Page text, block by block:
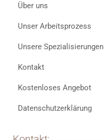
Über uns
Unser Arbeitsprozess
Unsere Spezialisierungen
Kontakt
Kostenloses Angebot
Datenschutzerklärung